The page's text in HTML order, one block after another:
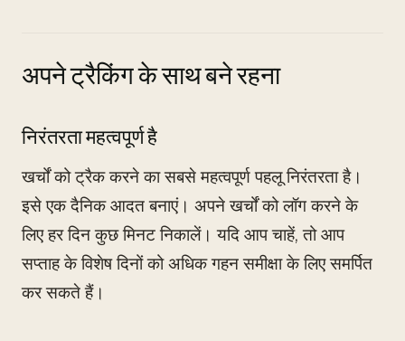
अपने ट्रैकिंग के साथ बने रहना
निरंतरता महत्वपूर्ण है
खर्चों को ट्रैक करने का सबसे महत्वपूर्ण पहलू निरंतरता है।
इसे एक दैनिक आदत बनाएं। अपने खर्चों को लॉग करने के
लिए हर दिन कुछ मिनट निकालें। यदि आप चाहें, तो आप
सप्ताह के विशेष दिनों को अधिक गहन समीक्षा के लिए समर्पित
कर सकते हैं।